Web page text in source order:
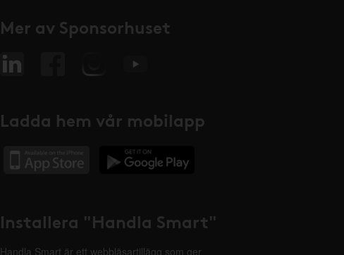
Mer av Sponsorhuset
Ladda hem vår mobilapp
Installera "Handla Smart"
Handla Smart är ett webbläsartillägg som ger